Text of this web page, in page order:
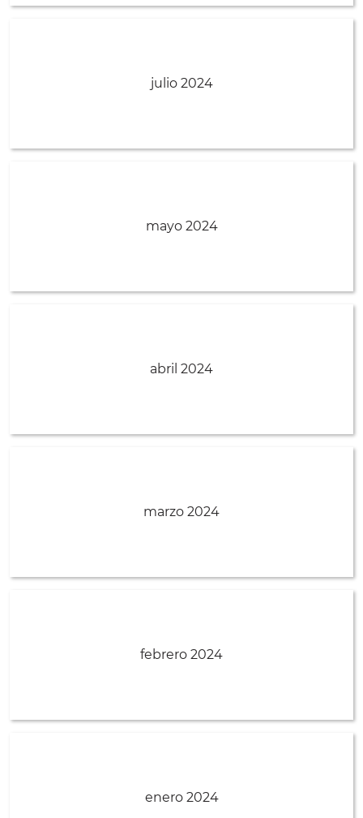
julio 2024
mayo 2024
abril 2024
marzo 2024
febrero 2024
enero 2024